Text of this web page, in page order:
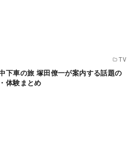
TV
下車の旅 塚田僚一が案内する話題の
体験まとめ